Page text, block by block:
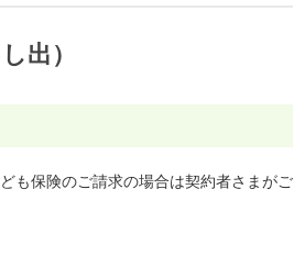
出）
も保険のご請求の場合は契約者さまがご